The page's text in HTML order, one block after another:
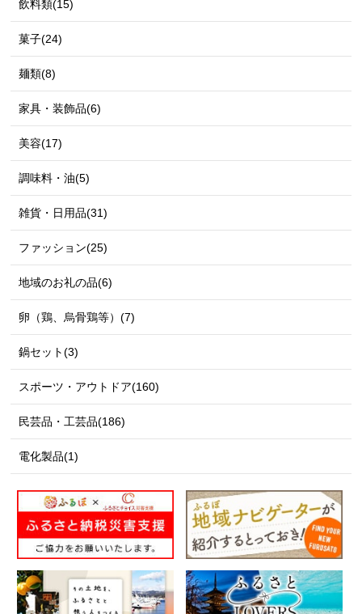
飲料類(15)
菓子(24)
麺類(8)
家具・装飾品(6)
美容(17)
調味料・油(5)
雑貨・日用品(31)
ファッション(25)
地域のお礼の品(6)
卵（鶏、烏骨鶏等）(7)
鍋セット(3)
スポーツ・アウトドア(160)
民芸品・工芸品(186)
電化製品(1)